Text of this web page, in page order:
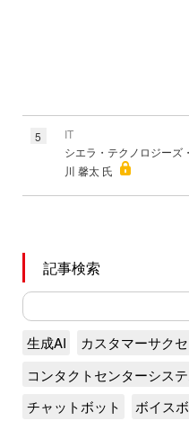
5
IT
シエラ・テクノロジー
川 馨太 氏
記事検索
生成AI
カスタマーサク
コンタクトセンターシス
チャットボット
ボイス